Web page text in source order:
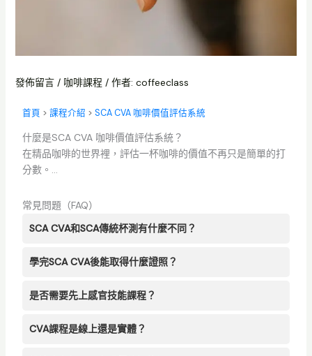
發佈留言 / 咖啡課程 / 作者: coffeeclass
首頁 > 課程介紹 > SCA CVA 咖啡價值評估系統
什麼是SCA CVA 咖啡價值評估系統？
在精品咖啡的世界裡，評估一杯咖啡的價值不再只是簡單的打
分數。...
常見問題（FAQ）
SCA CVA和SCA傳統杯測有什麼不同？
學完SCA CVA後能取得什麼證照？
是否需要先上感官技能課程？
CVA課程是線上還是實體？